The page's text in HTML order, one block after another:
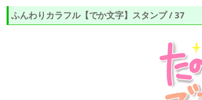
ふんわりカラフル【でか文字】スタンプ / 37